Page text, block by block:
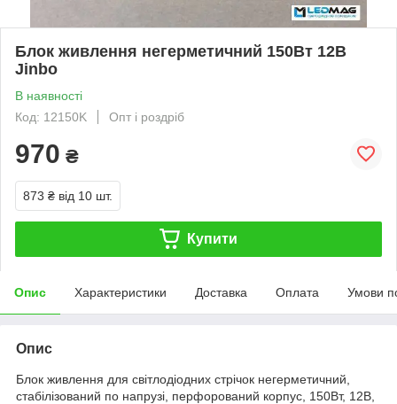
Блок живлення негерметичний 150Вт 12В
Jinbo
В наявності
Код: 12150K
Опт і роздріб
970 ₴
873 ₴ від 10 шт.
Купити
Опис Характеристики Доставка Оплата Умови
Опис
Блок живлення для світлодіодних стрічок негерметичний,
стабілізований по напрузі, перфорований корпус, 150Вт, 12В,